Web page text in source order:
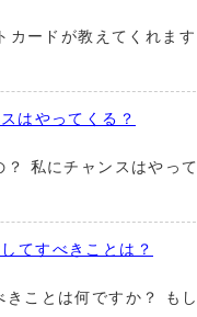
カードが教えてくれます
はやってくる？
私にチャンスはやって
てすべきことは？
ことは何ですか？ もし